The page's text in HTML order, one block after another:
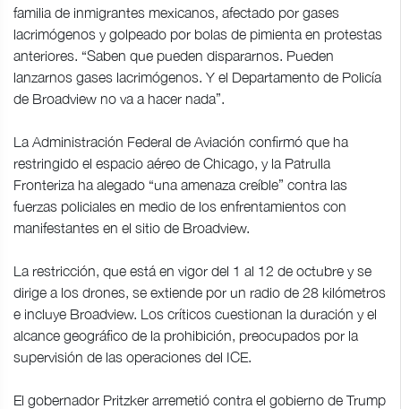
familia de inmigrantes mexicanos, afectado por gases
lacrimógenos y golpeado por bolas de pimienta en protestas
anteriores. “Saben que pueden dispararnos. Pueden
lanzarnos gases lacrimógenos. Y el Departamento de Policía
de Broadview no va a hacer nada”.
La Administración Federal de Aviación confirmó que ha
restringido el espacio aéreo de Chicago, y la Patrulla
Fronteriza ha alegado “una amenaza creíble” contra las
fuerzas policiales en medio de los enfrentamientos con
manifestantes en el sitio de Broadview.
La restricción, que está en vigor del 1 al 12 de octubre y se
dirige a los drones, se extiende por un radio de 28 kilómetros
e incluye Broadview. Los críticos cuestionan la duración y el
alcance geográfico de la prohibición, preocupados por la
supervisión de las operaciones del ICE.
El gobernador Pritzker arremetió contra el gobierno de Trump